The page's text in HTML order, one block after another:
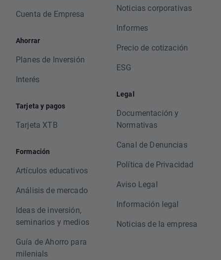
Cuenta de Empresa
Ahorrar
Planes de Inversión
Interés
Tarjeta y pagos
Tarjeta XTB
Formación
Artículos educativos
Análisis de mercado
Ideas de inversión,
seminarios y medios
Guía de Ahorro para
milenials
Noticias corporativas
Informes
Precio de cotización
ESG
Legal
Documentación y
Normativas
Canal de Denuncias
Política de Privacidad
Aviso Legal
Información legal
Noticias de la empresa